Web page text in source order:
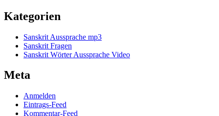
Kategorien
Sanskrit Aussprache mp3
Sanskrit Fragen
Sanskrit Wörter Aussprache Video
Meta
Anmelden
Eintrags-Feed
Kommentar-Feed